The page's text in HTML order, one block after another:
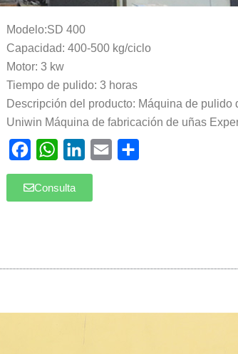
Modelo:SD 400
Capacidad: 400-500 kg/ciclo
Motor: 3 kw
Tiempo de pulido: 3 horas
Descripción del producto: Máquina de pulido
Uniwin Máquina de fabricación de uñas
FacebookWhatsAppLinkedIn
Email
Consulta